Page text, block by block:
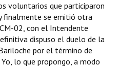
voluntarios que participaron
finalmente se emitió otra
02, con el Intendente
dispuso el duelo de la
por el término de
lo que propongo, a modo